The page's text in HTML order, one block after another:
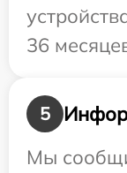
36
5
Мы